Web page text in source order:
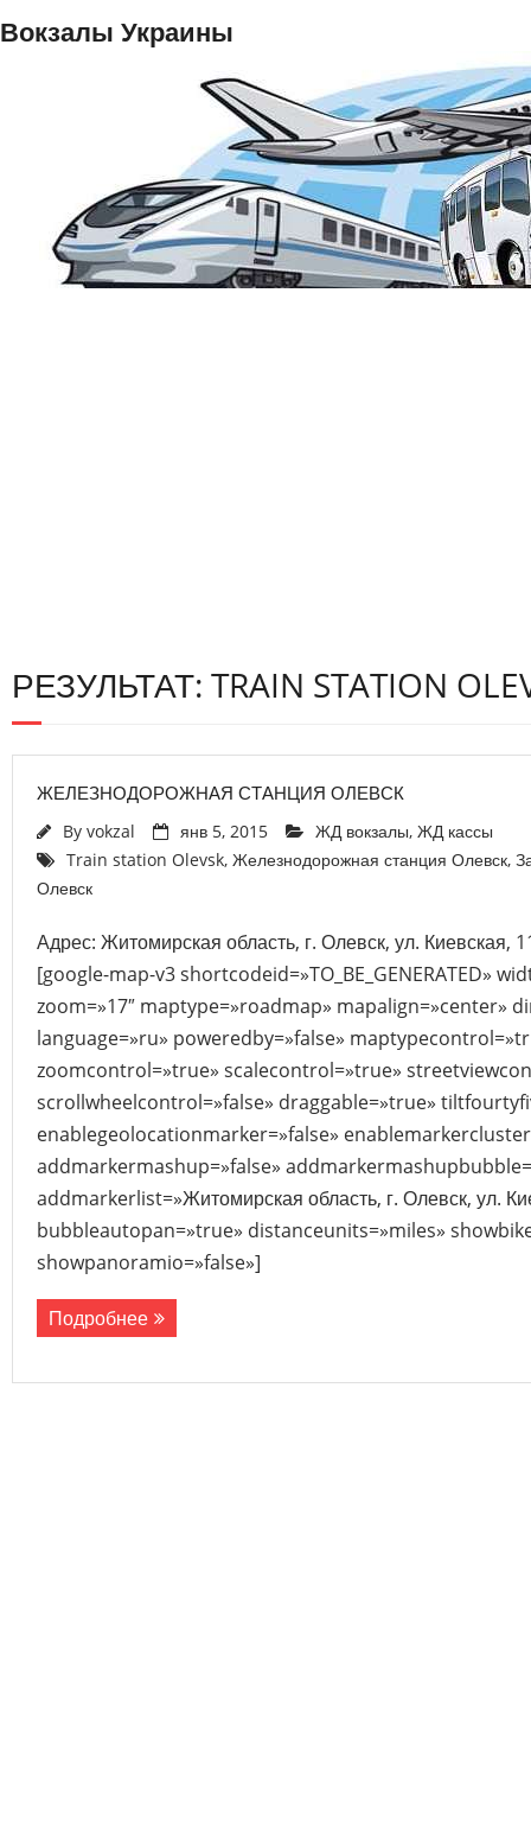
Вокзалы Украины
РЕЗУЛЬТАТ: TRAIN STATION
ЖЕЛЕЗНОДОРОЖНАЯ СТАНЦИЯ ОЛЕВСК
By vokzal янв 5, 2015 ЖД вокзалы, ЖД кассы
Train station Olevsk, Железнодорожная станция Олевск,
Олевск
Адрес: Житомирская область, г. Олевск, ул. Киевская,
[google-map-v3 shortcodeid=»TO_BE_GENERATED»
zoom=»17″ maptype=»roadmap» mapalign=»center»
language=»ru» poweredby=»false»
zoomcontrol=»true» scalecontrol=»true»
scrollwheelcontrol=»false» draggable=»true»
enablegeolocationmarker=»false»
addmarkermashup=»false»
addmarkerlist=»Житомирская область, г. Олевск, ул.
bubbleautopan=»true» distanceunits=»miles»
showpanoramio=»false»]
Подробнее